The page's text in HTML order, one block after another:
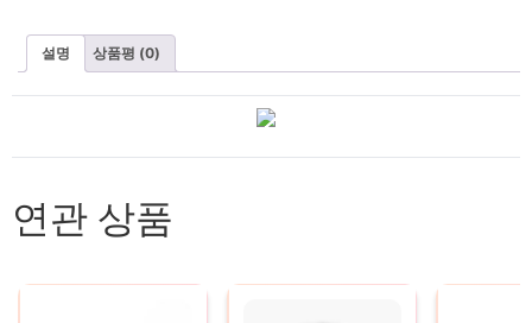
설명 상품평 (0)
연관 상품